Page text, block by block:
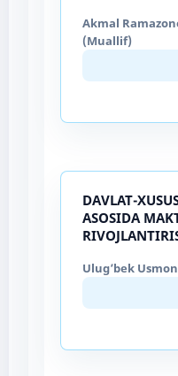
Akmal
(Muallif)
DAVLAT-
ASOSIDA
Ulug’bek